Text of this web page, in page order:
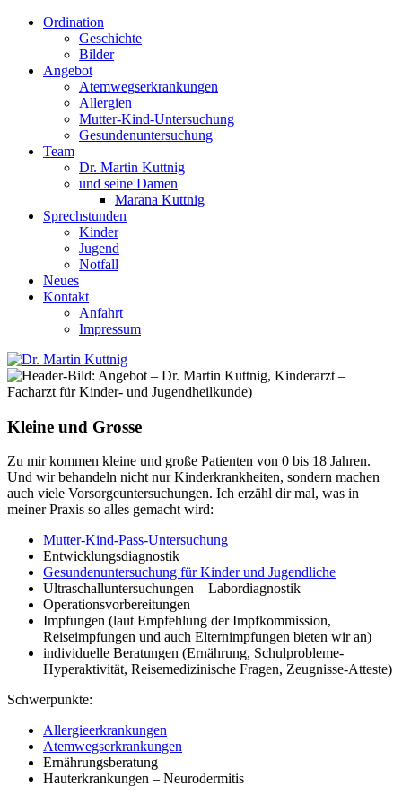
Ordination
Geschichte
Bilder
Angebot
Atemwegserkrankungen
Allergien
Mutter-Kind-Untersuchung
Gesundenuntersuchung
Team
Dr. Martin Kuttnig
und seine Damen
Marana Kuttnig
Sprechstunden
Kinder
Jugend
Notfall
Neues
Kontakt
Anfahrt
Impressum
Kleine und Grosse
Zu mir kommen kleine und große Patienten von 0 bis 18 Jahren.
Und wir behandeln nicht nur Kinderkrankheiten, sondern machen
auch viele Vorsorgeuntersuchungen. Ich erzähl dir mal, was in
meiner Praxis so alles gemacht wird:
Mutter-Kind-Pass-Untersuchung
Entwicklungsdiagnostik
Gesundenuntersuchung für Kinder und Jugendliche
Ultraschalluntersuchungen – Labordiagnostik
Operationsvorbereitungen
Impfungen (laut Empfehlung der Impfkommission,
Reiseimpfungen und auch Elternimpfungen bieten wir an)
individuelle Beratungen (Ernährung, Schulprobleme-
Hyperaktivität, Reisemedizinische Fragen, Zeugnisse-Atteste)
Schwerpunkte:
Allergieerkrankungen
Atemwegserkrankungen
Ernährungsberatung
Hauterkrankungen – Neurodermitis